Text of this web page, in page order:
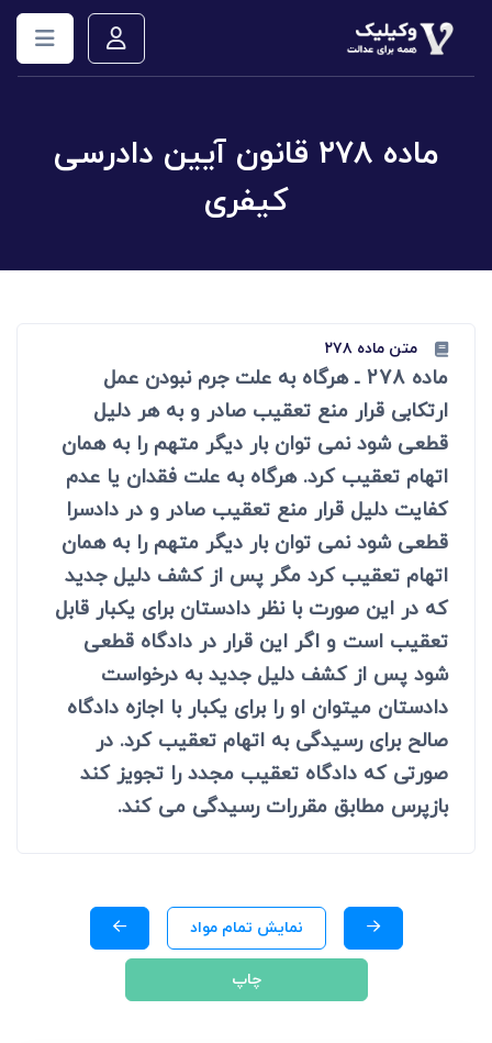
ماده ۲۷۸ قانون آیین دادرسی
کیفری
متن ماده ۲۷۸
ماده 278 ـ هرگاه به علت جرم نبودن عمل
ارتکابی قرار منع تعقیب صادر و به هر دلیل
قطعی شود نمی توان بار دیگر متهم را به همان
اتهام تعقیب کرد. هرگاه به علت فقدان یا عدم
کفایت دلیل قرار منع تعقیب صادر و در دادسرا
قطعی شود نمی توان بار دیگر متهم را به همان
اتهام تعقیب کرد مگر پس از کشف دلیل جدید
که در این صورت با نظر دادستان برای یکبار قابل
تعقیب است و اگر این قرار در دادگاه قطعی
شود پس از کشف دلیل جدید به درخواست
دادستان می‏توان او را برای یکبار با اجازه دادگاه
صالح برای رسیدگی به اتهام تعقیب کرد. در
صورتی که دادگاه تعقیب مجدد را تجویز کند
بازپرس مطابق مقررات رسیدگی می کند.
نمایش تمام مواد
چاپ